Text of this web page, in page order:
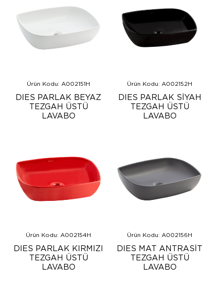
Ürün Kodu: A002151H
DIES PARLAK BEYAZ
TEZGAH ÜSTÜ
LAVABO
Ürün Kodu: A002152H
DIES PARLAK SİYAH
TEZGAH ÜSTÜ
LAVABO
Ürün Kodu: A002154H
DIES PARLAK KIRMIZI
TEZGAH ÜSTÜ
LAVABO
Ürün Kodu: A002156H
DIES MAT ANTRASİT
TEZGAH ÜSTÜ
LAVABO